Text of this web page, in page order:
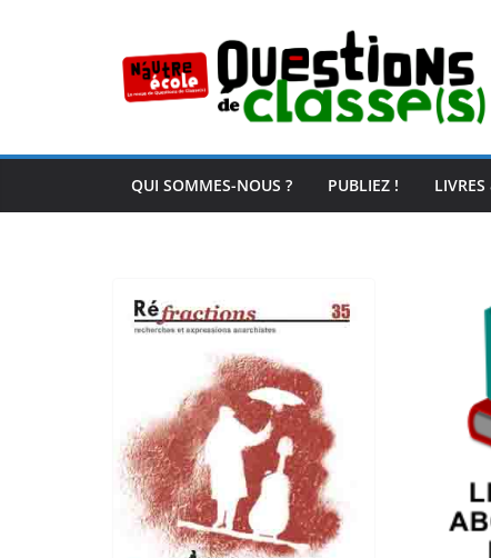
QUI SOMMES-NOUS ? PUBLIEZ !